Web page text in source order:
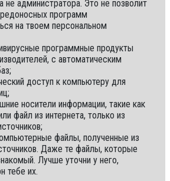
не администратора. Это не позволит
программ
на твоем персональном
программные продукты
с автоматическим
доступ к компьютеру для
носители информации, такие как
файл из интернета, только из
файлы, полученные из
Даже те файлы, которые
Лучше уточни у него,
тебе их.